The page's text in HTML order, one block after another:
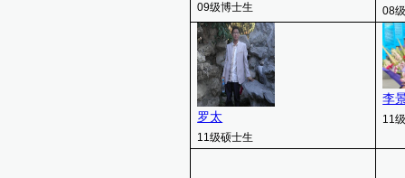
09级博士生 08
罗太
11级硕士生
李
11